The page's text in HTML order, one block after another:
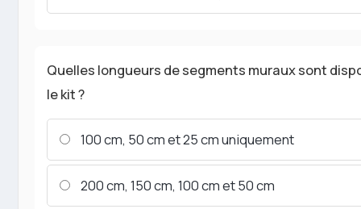
Quelles longueurs de segments muraux sont
le kit ?
100 cm, 50 cm et 25 cm uniquement
200 cm, 150 cm, 100 cm et 50 cm